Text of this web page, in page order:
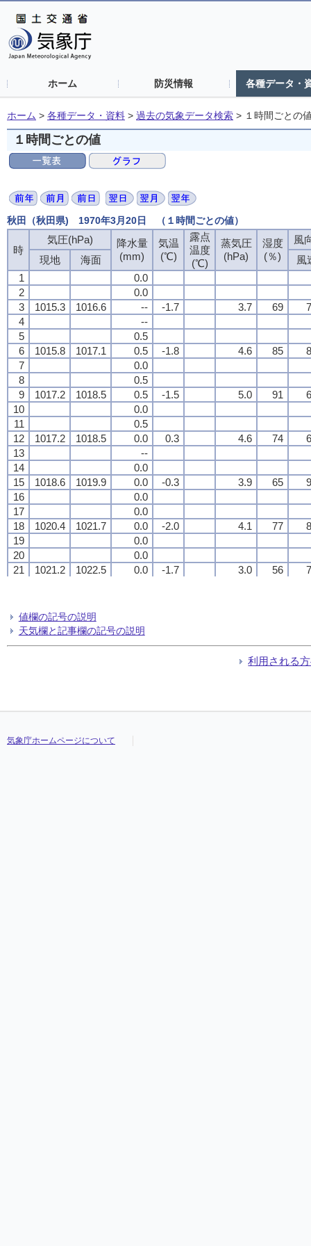
ホーム 防災情報 各種データ・
ホーム > 各種データ・資料 > 過去の気象データ検索 > １時間ごとの
１時間ごとの値
秋田（秋田県) 1970年3月20日 （１時間ごとの値）
時
気圧(hPa)
降水量
(mm)
気温
(℃)
露点
温度
(℃)
蒸気圧
(hPa)
湿度
(％)
風
現地
海面
風
1
0.0
2
0.0
3
1015.3 1016.6 -- -1.7 3.7 69
4
--
5
0.5
6
1015.8 1017.1 0.5 -1.8 4.6 85
7
0.0
8
0.5
9
1017.2 1018.5 0.5 -1.5 5.0 91
10
0.0
11
0.5
12
1017.2 1018.5 0.0 0.3 4.6 74
13
--
14
0.0
15
1018.6 1019.9 0.0 -0.3 3.9 65
16
0.0
17
0.0
18
1020.4 1021.7 0.0 -2.0 4.1 77
19
0.0
20
0.0
21
1021.2 1022.5 0.0 -1.7 3.0 56
24
1020.9 1022.2
時
気圧(hPa)
降水量
(mm)
気温
(℃)
露点
温度
(℃)
蒸気圧
(hPa)
湿度
(％)
風
現地
海面
風
1
0.0
2
0.0
3
1015.3 1016.6 -- -1.7 3.7 69
4
--
5
0.5
6
1015.8 1017.1 0.5 -1.8 4.6 85
7
0.0
8
0.5
9
1017.2 1018.5 0.5 -1.5 5.0 91
10
0.0
11
0.5
12
1017.2 1018.5 0.0 0.3 4.6 74
13
--
14
0.0
15
1018.6 1019.9 0.0 -0.3 3.9 65
16
0.0
17
0.0
18
1020.4 1021.7 0.0 -2.0 4.1 77
19
0.0
20
0.0
21
1021.2 1022.5 0.0 -1.7 3.0 56
24
1020.9 1022.2
時
気圧(hPa)
降水量
(mm)
気温
(℃)
露点
温度
(℃)
蒸気圧
(hPa)
湿度
(％)
風
現地
海面
風
1
0.0
2
0.0
3
1015.3 1016.6 -- -1.7 3.7 69
4
--
5
0.5
6
1015.8 1017.1 0.5 -1.8 4.6 85
7
0.0
8
0.5
9
1017.2 1018.5 0.5 -1.5 5.0 91
10
0.0
11
0.5
12
1017.2 1018.5 0.0 0.3 4.6 74
13
--
14
0.0
15
1018.6 1019.9 0.0 -0.3 3.9 65
16
0.0
17
0.0
18
1020.4 1021.7 0.0 -2.0 4.1 77
19
0.0
20
0.0
21
1021.2 1022.5 0.0 -1.7 3.0 56
24
1020.9 1022.2
時
気圧(hPa)
降水量
(mm)
気温
(℃)
露点
温度
(℃)
蒸気圧
(hPa)
湿度
(％)
風
現地
海面
風
1
0.0
2
0.0
3
1015.3 1016.6 -- -1.7 3.7 69
4
--
5
0.5
6
1015.8 1017.1 0.5 -1.8 4.6 85
7
0.0
8
0.5
9
1017.2 1018.5 0.5 -1.5 5.0 91
10
0.0
11
0.5
12
1017.2 1018.5 0.0 0.3 4.6 74
13
--
14
0.0
15
1018.6 1019.9 0.0 -0.3 3.9 65
16
0.0
17
0.0
18
1020.4 1021.7 0.0 -2.0 4.1 77
19
0.0
20
0.0
21
1021.2 1022.5 0.0 -1.7 3.0 56
24
1020.9 1022.2
値欄の記号の説明
天気欄と記事欄の記号の説明
利用される
気象庁ホームページについて